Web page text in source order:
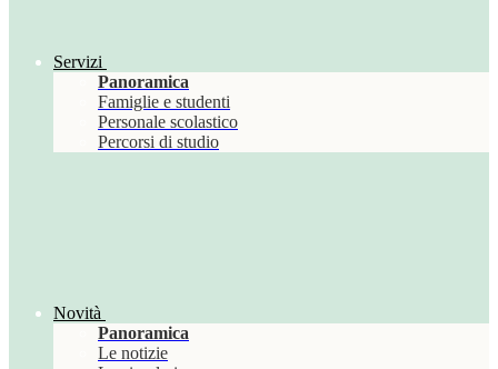
Servizi
Panoramica
Famiglie e studenti
Personale scolastico
Percorsi di studio
Novità
Panoramica
Le notizie